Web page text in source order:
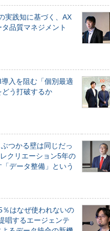
実践知に基づく、AX
品質マネジメント
入を阻む「個別最適
どう打破するか
ぶつかる壁は同じだっ
クリエーション5年の
データ整備」という
％はなぜ使われないの
唱するエージェンテ